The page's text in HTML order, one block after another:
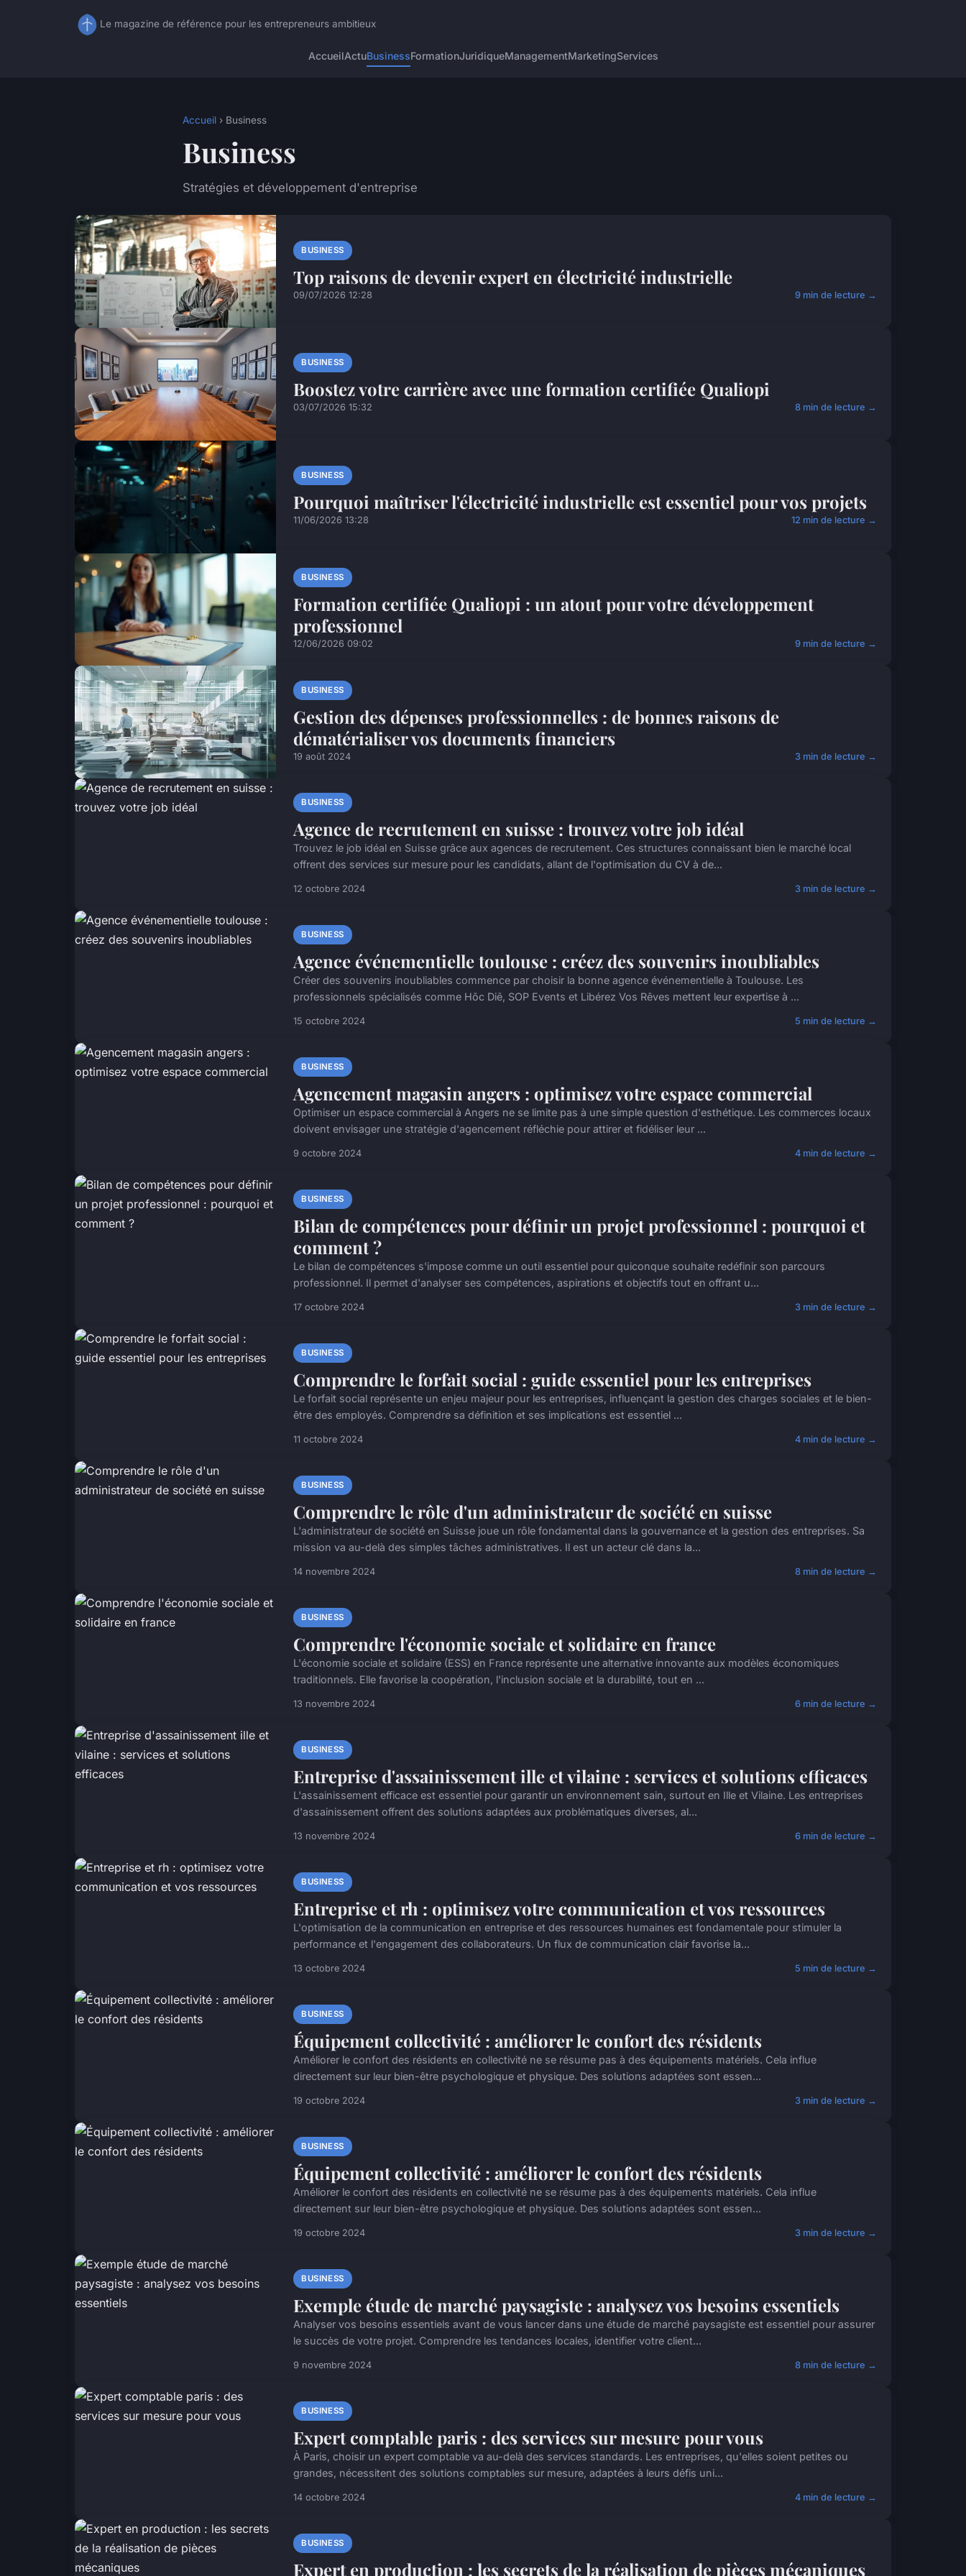
Le magazine de référence pour les entrepreneurs ambitieux
AccueilActuBusinessFormationJuridiqueManagementMarketingServices
Accueil › Business
Business
Stratégies et développement d'entreprise
BUSINESS
Top raisons de devenir expert en électricité industrielle
09/07/2026 12:28 9 min de lecture →
BUSINESS
Boostez votre carrière avec une formation certifiée Qualiopi
03/07/2026 15:32 8 min de lecture →
BUSINESS
Pourquoi maîtriser l'électricité industrielle est essentiel pour vos projets
11/06/2026 13:28 12 min de lecture →
BUSINESS
Formation certifiée Qualiopi : un atout pour votre développement
professionnel
12/06/2026 09:02 9 min de lecture →
BUSINESS
Gestion des dépenses professionnelles : de bonnes raisons de
dématérialiser vos documents financiers
19 août 2024 3 min de lecture →
BUSINESS
Agence de recrutement en suisse : trouvez votre job idéal
Trouvez le job idéal en Suisse grâce aux agences de recrutement. Ces structures connaissant bien le marché local
offrent des services sur mesure pour les candidats, allant de l'optimisation du CV à de...
12 octobre 2024 3 min de lecture →
BUSINESS
Agence événementielle toulouse : créez des souvenirs inoubliables
Créer des souvenirs inoubliables commence par choisir la bonne agence événementielle à Toulouse. Les
professionnels spécialisés comme Hŏc Diē, SOP Events et Libérez Vos Rêves mettent leur expertise à ...
15 octobre 2024 5 min de lecture →
BUSINESS
Agencement magasin angers : optimisez votre espace commercial
Optimiser un espace commercial à Angers ne se limite pas à une simple question d'esthétique. Les commerces locaux
doivent envisager une stratégie d'agencement réfléchie pour attirer et fidéliser leur ...
9 octobre 2024 4 min de lecture →
BUSINESS
Bilan de compétences pour définir un projet professionnel : pourquoi et
comment ?
Le bilan de compétences s'impose comme un outil essentiel pour quiconque souhaite redéfinir son parcours
professionnel. Il permet d'analyser ses compétences, aspirations et objectifs tout en offrant u...
17 octobre 2024 3 min de lecture →
BUSINESS
Comprendre le forfait social : guide essentiel pour les entreprises
Le forfait social représente un enjeu majeur pour les entreprises, influençant la gestion des charges sociales et le bien-
être des employés. Comprendre sa définition et ses implications est essentiel ...
11 octobre 2024 4 min de lecture →
BUSINESS
Comprendre le rôle d'un administrateur de société en suisse
L'administrateur de société en Suisse joue un rôle fondamental dans la gouvernance et la gestion des entreprises. Sa
mission va au-delà des simples tâches administratives. Il est un acteur clé dans la...
14 novembre 2024 8 min de lecture →
BUSINESS
Comprendre l'économie sociale et solidaire en france
L'économie sociale et solidaire (ESS) en France représente une alternative innovante aux modèles économiques
traditionnels. Elle favorise la coopération, l'inclusion sociale et la durabilité, tout en ...
13 novembre 2024 6 min de lecture →
BUSINESS
Entreprise d'assainissement ille et vilaine : services et solutions efficaces
L'assainissement efficace est essentiel pour garantir un environnement sain, surtout en Ille et Vilaine. Les entreprises
d'assainissement offrent des solutions adaptées aux problématiques diverses, al...
13 novembre 2024 6 min de lecture →
BUSINESS
Entreprise et rh : optimisez votre communication et vos ressources
L'optimisation de la communication en entreprise et des ressources humaines est fondamentale pour stimuler la
performance et l'engagement des collaborateurs. Un flux de communication clair favorise la...
13 octobre 2024 5 min de lecture →
BUSINESS
Équipement collectivité : améliorer le confort des résidents
Améliorer le confort des résidents en collectivité ne se résume pas à des équipements matériels. Cela influe
directement sur leur bien-être psychologique et physique. Des solutions adaptées sont essen...
19 octobre 2024 3 min de lecture →
BUSINESS
Équipement collectivité : améliorer le confort des résidents
Améliorer le confort des résidents en collectivité ne se résume pas à des équipements matériels. Cela influe
directement sur leur bien-être psychologique et physique. Des solutions adaptées sont essen...
19 octobre 2024 3 min de lecture →
BUSINESS
Exemple étude de marché paysagiste : analysez vos besoins essentiels
Analyser vos besoins essentiels avant de vous lancer dans une étude de marché paysagiste est essentiel pour assurer
le succès de votre projet. Comprendre les tendances locales, identifier votre client...
9 novembre 2024 8 min de lecture →
BUSINESS
Expert comptable paris : des services sur mesure pour vous
À Paris, choisir un expert comptable va au-delà des services standards. Les entreprises, qu'elles soient petites ou
grandes, nécessitent des solutions comptables sur mesure, adaptées à leurs défis uni...
14 octobre 2024 4 min de lecture →
BUSINESS
Expert en production : les secrets de la réalisation de pièces mécaniques